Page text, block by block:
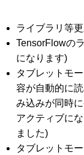
ライブラリ等
TensorFlowの
になります)
タブレットモ
容が自動的に
み込みが同時
アクティブに
ました)
タブレットモ